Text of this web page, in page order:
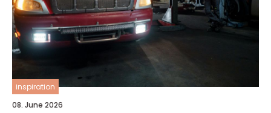
inspiration
08. June 2026